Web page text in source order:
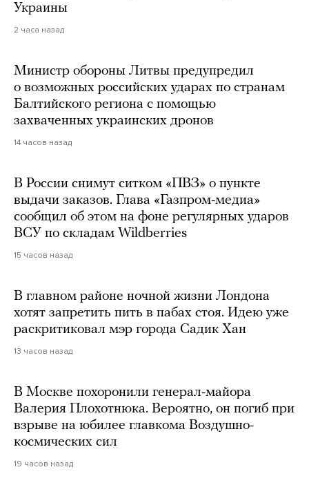
Украины
2 часа назад
Министр обороны Литвы предупредил
о возможных российских ударах по странам
Балтийского региона с помощью
захваченных украинских дронов
14 часов назад
В России снимут ситком «ПВЗ» о пункте
выдачи заказов. Глава «Газпром-медиа»
сообщил об этом на фоне регулярных ударов
ВСУ по складам Wildberries
15 часов назад
В главном районе ночной жизни Лондона
хотят запретить пить в пабах стоя. Идею уже
раскритиковал мэр города Садик Хан
13 часов назад
В Москве похоронили генерал-майора
Валерия Плохотнюка. Вероятно, он погиб при
взрыве на юбилее главкома Воздушно-
космических сил
19 часов назад